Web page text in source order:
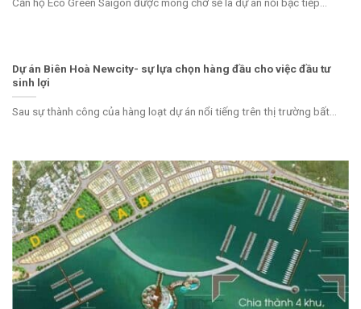
Căn hộ Eco Green Saigon được mong chờ sẽ là dự án nổi bậc tiếp...
Dự án Biên Hoà Newcity- sự lựa chọn hàng đầu cho việc đầu tư
sinh lợi
Sau sự thành công của hàng loạt dự án nổi tiếng trên thị trường bất...